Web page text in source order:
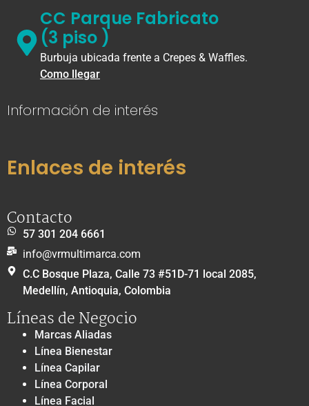
CC Parque Fabricato
(3 piso )
Burbuja ubicada frente a Crepes & Waffles.
Como llegar
Información de interés
Enlaces de interés
Contacto
57 301 204 6661
info@vrmultimarca.com
C.C Bosque Plaza, Calle 73 #51D-71 local 2085,
Medellín, Antioquia, Colombia
Líneas de Negocio
Marcas Aliadas
Línea Bienestar
Línea Capilar
Línea Corporal
Línea Facial